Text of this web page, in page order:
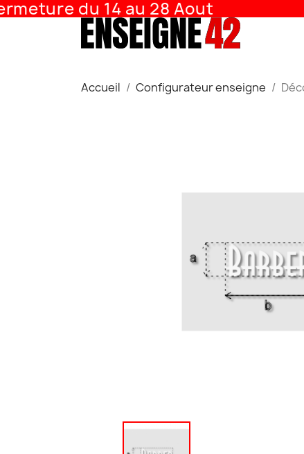
du 14 au 28 Aout
Accueil Configurateur enseigne